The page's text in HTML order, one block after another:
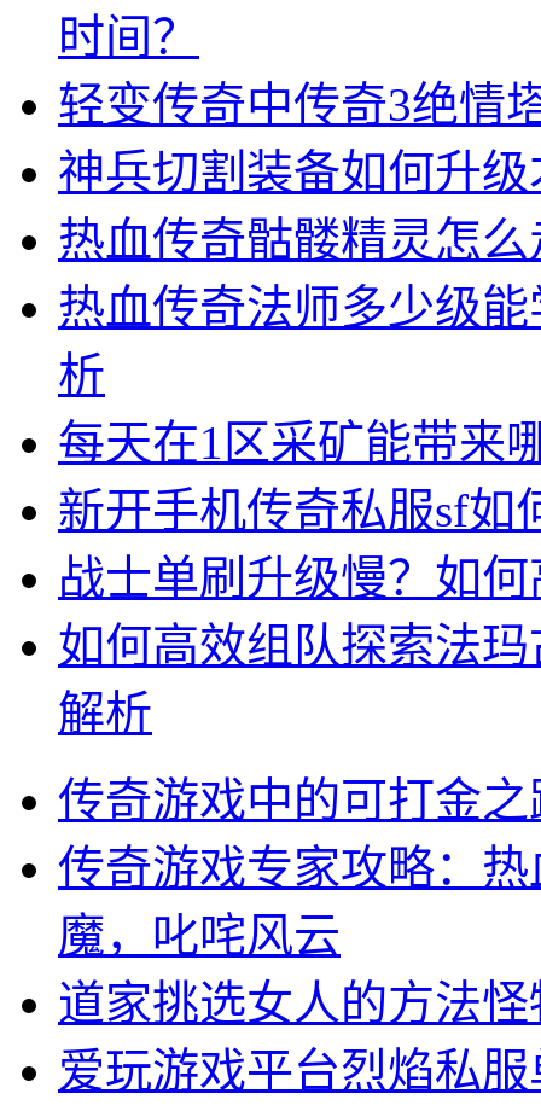
时间？
轻变传奇中传奇3绝情
神兵切割装备如何升
热血传奇骷髅精灵怎
热血传奇法师多少级
析
每天在1区采矿能带来
新开手机传奇私服sf如
战士单刷升级慢？如
如何高效组队探索法
解析
传奇游戏中的可打金
传奇游戏专家攻略：
魔，叱咤风云
道家挑选女人的方法怪
爱玩游戏平台烈焰私